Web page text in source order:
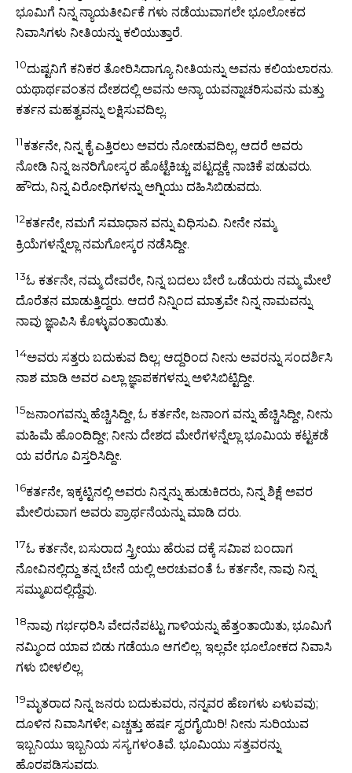
ಭೂಮಿಗೆ ನಿನ್ನ ನ್ಯಾಯತೀರ್ವಿಕೆ ಗಳು ನಡೆಯುವಾಗಲೇ ಭೂಲೋಕದ
ನಿವಾಸಿಗಳು ನೀತಿಯನ್ನು ಕಲಿಯುತ್ತಾರೆ.
10ದುಷ್ಟನಿಗೆ ಕನಿಕರ ತೋರಿಸಿದಾಗ್ಯೂ ನೀತಿಯನ್ನು ಅವನು ಕಲಿಯಲಾರನು.
ಯಥಾರ್ಥವಂತನ ದೇಶದಲ್ಲಿ ಅವನು ಅನ್ಯಾ ಯವನ್ನಾಚರಿಸುವನು ಮತ್ತು
ಕರ್ತನ ಮಹತ್ವವನ್ನು ಲಕ್ಷಿಸುವದಿಲ್ಲ.
11ಕರ್ತನೇ, ನಿನ್ನ ಕೈ ಎತ್ತಿರಲು ಅವರು ನೋಡುವದಿಲ್ಲ, ಆದರೆ ಅವರು
ನೋಡಿ ನಿನ್ನ ಜನರಿಗೋಸ್ಕರ ಹೊಟ್ಟೆಕಿಚ್ಚು ಪಟ್ಟದ್ದಕ್ಕೆ ನಾಚಿಕೆ ಪಡುವರು.
ಹೌದು, ನಿನ್ನ ವಿರೋಧಿಗಳನ್ನು ಅಗ್ನಿಯು ದಹಿಸಿಬಿಡುವದು.
12ಕರ್ತನೇ, ನಮಗೆ ಸಮಾಧಾನ ವನ್ನು ವಿಧಿಸುವಿ. ನೀನೇ ನಮ್ಮ
ಕ್ರಿಯೆಗಳನ್ನೆಲ್ಲಾ ನಮಗೋಸ್ಕರ ನಡೆಸಿದ್ದೀ.
13ಓ ಕರ್ತನೇ, ನಮ್ಮ ದೇವರೇ, ನಿನ್ನ ಬದಲು ಬೇರೆ ಒಡೆಯರು ನಮ್ಮ ಮೇಲೆ
ದೊರೆತನ ಮಾಡುತ್ತಿದ್ದರು. ಆದರೆ ನಿನ್ನಿಂದ ಮಾತ್ರವೇ ನಿನ್ನ ನಾಮವನ್ನು
ನಾವು ಜ್ಞಾಪಿಸಿ ಕೊಳ್ಳುವಂತಾಯಿತು.
14ಅವರು ಸತ್ತರು ಬದುಕುವ ದಿಲ್ಲ; ಆದ್ದರಿಂದ ನೀನು ಅವರನ್ನು ಸಂದರ್ಶಿಸಿ
ನಾಶ ಮಾಡಿ ಅವರ ಎಲ್ಲಾ ಜ್ಞಾಪಕಗಳನ್ನು ಅಳಿಸಿಬಿಟ್ಟಿದ್ದೀ.
15ಜನಾಂಗವನ್ನು ಹೆಚ್ಚಿಸಿದ್ದೀ, ಓ ಕರ್ತನೇ, ಜನಾಂಗ ವನ್ನು ಹೆಚ್ಚಿಸಿದ್ದೀ, ನೀನು
ಮಹಿಮೆ ಹೊಂದಿದ್ದೀ; ನೀನು ದೇಶದ ಮೇರೆಗಳನ್ನೆಲ್ಲಾ ಭೂಮಿಯ ಕಟ್ಟಕಡೆ
ಯ ವರೆಗೂ ವಿಸ್ತರಿಸಿದ್ದೀ.
16ಕರ್ತನೇ, ಇಕ್ಕಟ್ಟಿನಲ್ಲಿ ಅವರು ನಿನ್ನನ್ನು ಹುಡುಕಿದರು, ನಿನ್ನ ಶಿಕ್ಷೆ ಅವರ
ಮೇಲಿರುವಾಗ ಅವರು ಪ್ರಾರ್ಥನೆಯನ್ನು ಮಾಡಿ ದರು.
17ಓ ಕರ್ತನೇ, ಬಸುರಾದ ಸ್ತ್ರೀಯು ಹೆರುವ ದಕ್ಕೆ ಸವಿಾಪ ಬಂದಾಗ
ನೋವಿನಲ್ಲಿದ್ದು ತನ್ನ ಬೇನೆ ಯಲ್ಲಿ ಅರಚುವಂತೆ ಓ ಕರ್ತನೇ, ನಾವು ನಿನ್ನ
ಸಮ್ಮುಖದಲ್ಲಿದ್ದೆವು.
18ನಾವು ಗರ್ಭಧರಿಸಿ ವೇದನೆಪಟ್ಟು ಗಾಳಿಯನ್ನು ಹೆತ್ತಂತಾಯಿತು, ಭೂಮಿಗೆ
ನಮ್ಮಿಂದ ಯಾವ ಬಿಡು ಗಡೆಯೂ ಆಗಲಿಲ್ಲ. ಇಲ್ಲವೇ ಭೂಲೋಕದ ನಿವಾಸಿ
ಗಳು ಬೀಳಲಿಲ್ಲ.
19ಮೃತರಾದ ನಿನ್ನ ಜನರು ಬದುಕುವರು, ನನ್ನವರ ಹೆಣಗಳು ಏಳುವವು;
ದೂಳಿನ ನಿವಾಸಿಗಳೇ; ಎಚ್ಚತ್ತು ಹರ್ಷ ಸ್ವರಗೈಯಿರಿ! ನೀನು ಸುರಿಯುವ
ಇಬ್ಬನಿಯು ಇಬ್ಬನಿಯ ಸಸ್ಯಗಳಂತಿವೆ. ಭೂಮಿಯು ಸತ್ತವರನ್ನು
ಹೊರಪಡಿಸುವದು.